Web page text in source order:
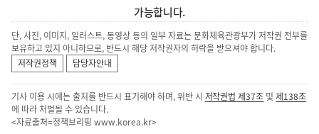
가능합니다.
단, 사진, 이미지, 일러스트, 동영상 등의 일부 자료는 문화체육관광부가 저작권 전부를
보유하고 있지 아니하므로, 반드시 해당 저작권자의 허락을 받으셔야 합니다.
저작권정책
담당자안내
기사 이용 시에는 출처를 반드시 표기해야 하며, 위반 시 저작권법 제37조 및제138조
에 따라 처벌될 수 있습니다.
<자료출처=정책브리핑 www.korea.kr>